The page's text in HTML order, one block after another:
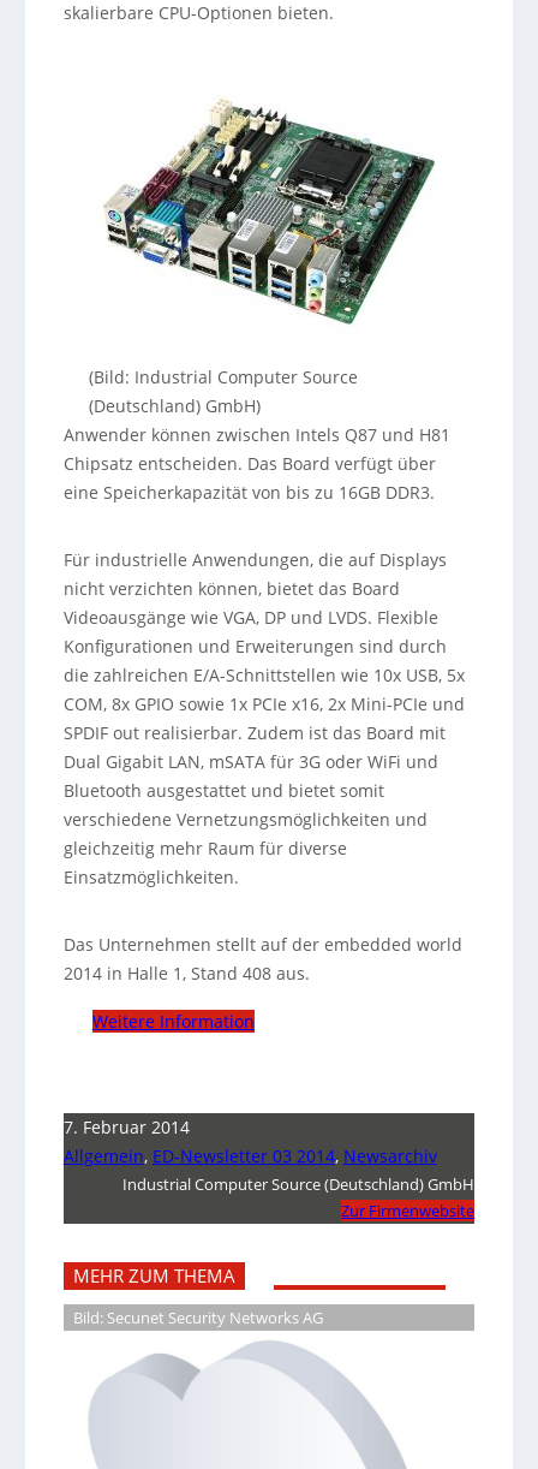
skalierbare CPU-Optionen bieten.
(Bild: Industrial Computer Source
(Deutschland) GmbH)
Anwender können zwischen Intels Q87 und H81
Chipsatz entscheiden. Das Board verfügt über
eine Speicherkapazität von bis zu 16GB DDR3.
Für industrielle Anwendungen, die auf Displays
nicht verzichten können, bietet das Board
Videoausgänge wie VGA, DP und LVDS. Flexible
Konfigurationen und Erweiterungen sind durch
die zahlreichen E/A-Schnittstellen wie 10x USB, 5x
COM, 8x GPIO sowie 1x PCIe x16, 2x Mini-PCIe und
SPDIF out realisierbar. Zudem ist das Board mit
Dual Gigabit LAN, mSATA für 3G oder WiFi und
Bluetooth ausgestattet und bietet somit
verschiedene Vernetzungsmöglichkeiten und
gleichzeitig mehr Raum für diverse
Einsatzmöglichkeiten.
Das Unternehmen stellt auf der embedded world
2014 in Halle 1, Stand 408 aus.
Weitere Information
7. Februar 2014
Allgemein, ED-Newsletter 03 2014, Newsarchiv
Industrial Computer Source (Deutschland) GmbH
Zur Firmenwebsite
MEHR ZUM THEMA
Bild: Secunet Security Networks AG